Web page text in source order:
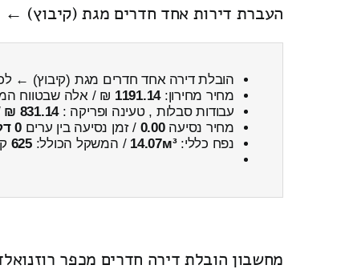
העברת דירות אחד חדרים מגת (קיבוץ) ←
הובלת דירה אחד חדרים מגת (קיבוץ) ←
מחיר מחירון:1191.14 ₪ / אלה שבטווח
עבודות סבלות , טעינה ופריקה :831.14 ₪
מחיר נסיעה0.00 / זמן נסיעה בין ערים0 דקות 0 שניות
נפח כללי:14.07м³ / המשקל הכולל:625
מחשבון הובלת דירה חדרים מכפר